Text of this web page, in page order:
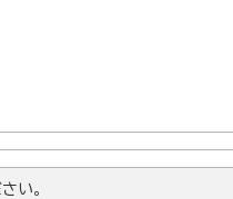
い。